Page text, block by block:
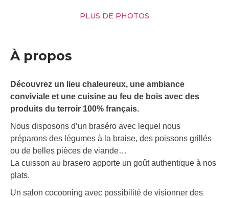
PLUS DE PHOTOS
À propos
Découvrez un lieu chaleureux, une ambiance
conviviale et une cuisine au feu de bois avec des
produits du terroir 100% français.
Nous disposons d’un braséro avec lequel nous
préparons des légumes à la braise, des poissons grillés
ou de belles pièces de viande…
La cuisson au brasero apporte un goût authentique à nos
plats.
Un salon cocooning avec possibilité de visionner des